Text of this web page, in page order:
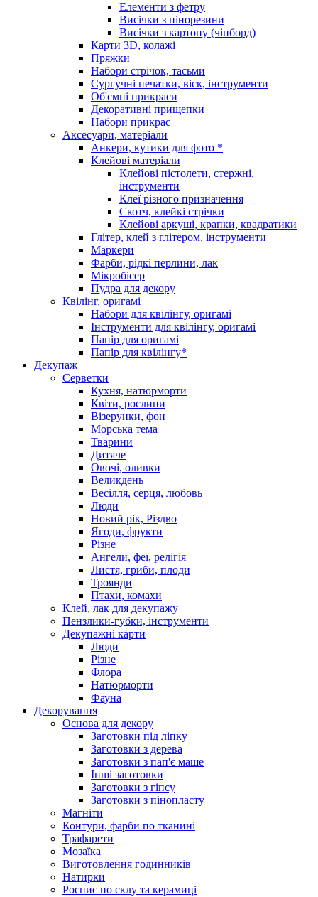
Елементи з фетру
Висічки з пінорезини
Висічки з картону (чіпборд)
Карти 3D, колажі
Пряжки
Набори стрічок, тасьми
Сургучні печатки, віск, інструменти
Об'ємні прикраси
Декоративні прищепки
Набори прикрас
Аксесуари, матеріали
Анкери, кутики для фото *
Клейові матеріали
Клейові пістолети, стержні,
інструменти
Клеї різного призначення
Скотч, клейкі стрічки
Клейові аркуші, крапки, квадратики
Глітер, клей з глітером, інструменти
Маркери
Фарби, рідкі перлини, лак
Мікробісер
Пудра для декору
Квілінг, оригамі
Набори для квілінгу, оригамі
Інструменти для квілінгу, оригамі
Папір для оригамі
Папір для квілінгу*
Декупаж
Серветки
Кухня, натюрморти
Квіти, рослини
Візерунки, фон
Морська тема
Тварини
Дитяче
Овочі, оливки
Великдень
Весілля, серця, любовь
Люди
Новий рік, Різдво
Ягоди, фрукти
Різне
Ангели, феї, релігія
Листя, гриби, плоди
Троянди
Птахи, комахи
Клей, лак для декупажу
Пензлики-губки, інструменти
Декупажні карти
Люди
Різне
Флора
Натюрморти
Фауна
Декорування
Основа для декору
Заготовки під ліпку
Заготовки з дерева
Заготовки з пап'є маше
Інші заготовки
Заготовки з гіпсу
Заготовки з пінопласту
Магніти
Контури, фарби по тканині
Трафарети
Мозаїка
Виготовлення годинників
Натирки
Роспис по склу та керамиці